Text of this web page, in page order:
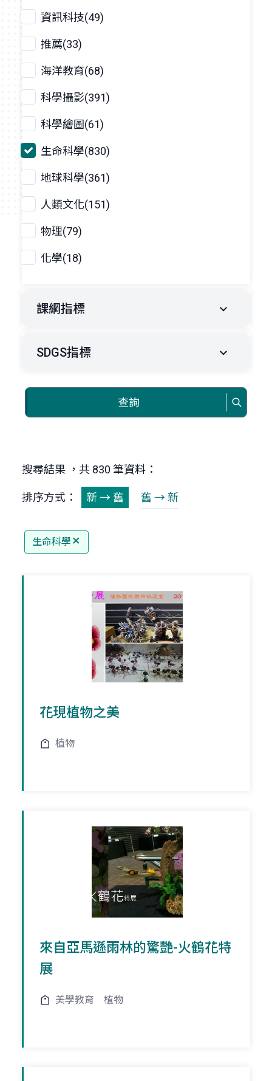
資訊科技(49)
推薦(33)
海洋教育(68)
科學攝影(391)
科學繪圖(61)
生命科學(830)
地球科學(361)
人類文化(151)
物理(79)
化學(18)
課綱指標
SDGS指標
查詢
搜尋結果 ，共 830 筆資料：
排序方式： 新 → 舊 舊 → 新
生命科學
花現植物之美
植物
來自亞馬遜雨林的驚艷-火鶴花特
展
美學教育 植物